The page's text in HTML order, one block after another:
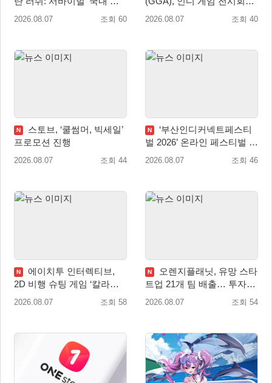
식 출시
2026.08.07 조회 60
‘도쿄 게임 던전 13’ 참가!
2026.08.07 조회 40
N
스토브, ‘쿨썸머, 빅세일’
프로모션 진행
2026.08.07 조회 44
N
‘부산인디커넥트페스티
벌 2026’ 온라인 페스티벌 개
막
2026.08.07 조회 46
N
에이치투 인터렉티브,
2D 비행 슈팅 게임 ‘칼라드
리우스2/다크 엘레멘트’ 올
2026.08.07 조회 58
N
오렌지플래닛, 유망 스타
트업 21개 팀 배출… 투자유
치∙매출성장 성과 눈길
2026.08.07 조회 54